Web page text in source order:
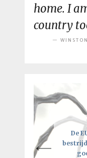
home. I
country
De
Een
Je